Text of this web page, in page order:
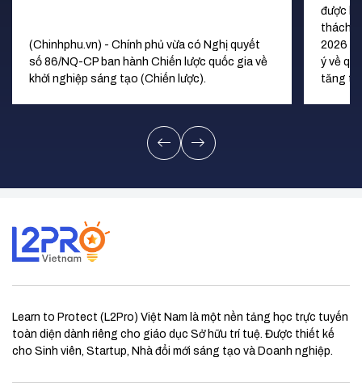
(Chinhphu.vn) - Chính phủ vừa có Nghị quyết
số 86/NQ-CP ban hành Chiến lược quốc gia về
khởi nghiệp sáng tạo (Chiến lược).
được
thách
2026
ý về
tăng từ
Learn to Protect (L2Pro) Việt Nam là một nền tảng học trực tuyến
toàn diện dành riêng cho giáo dục Sở hữu trí tuệ. Được thiết kế
cho Sinh viên, Startup, Nhà đổi mới sáng tạo và Doanh nghiệp.